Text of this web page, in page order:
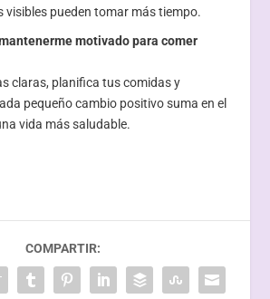
visibles pueden tomar más tiempo.
motivado para comer
claras, planifica tus comidas y
pequeño cambio positivo suma en el
vida más saludable.
COMPARTIR: